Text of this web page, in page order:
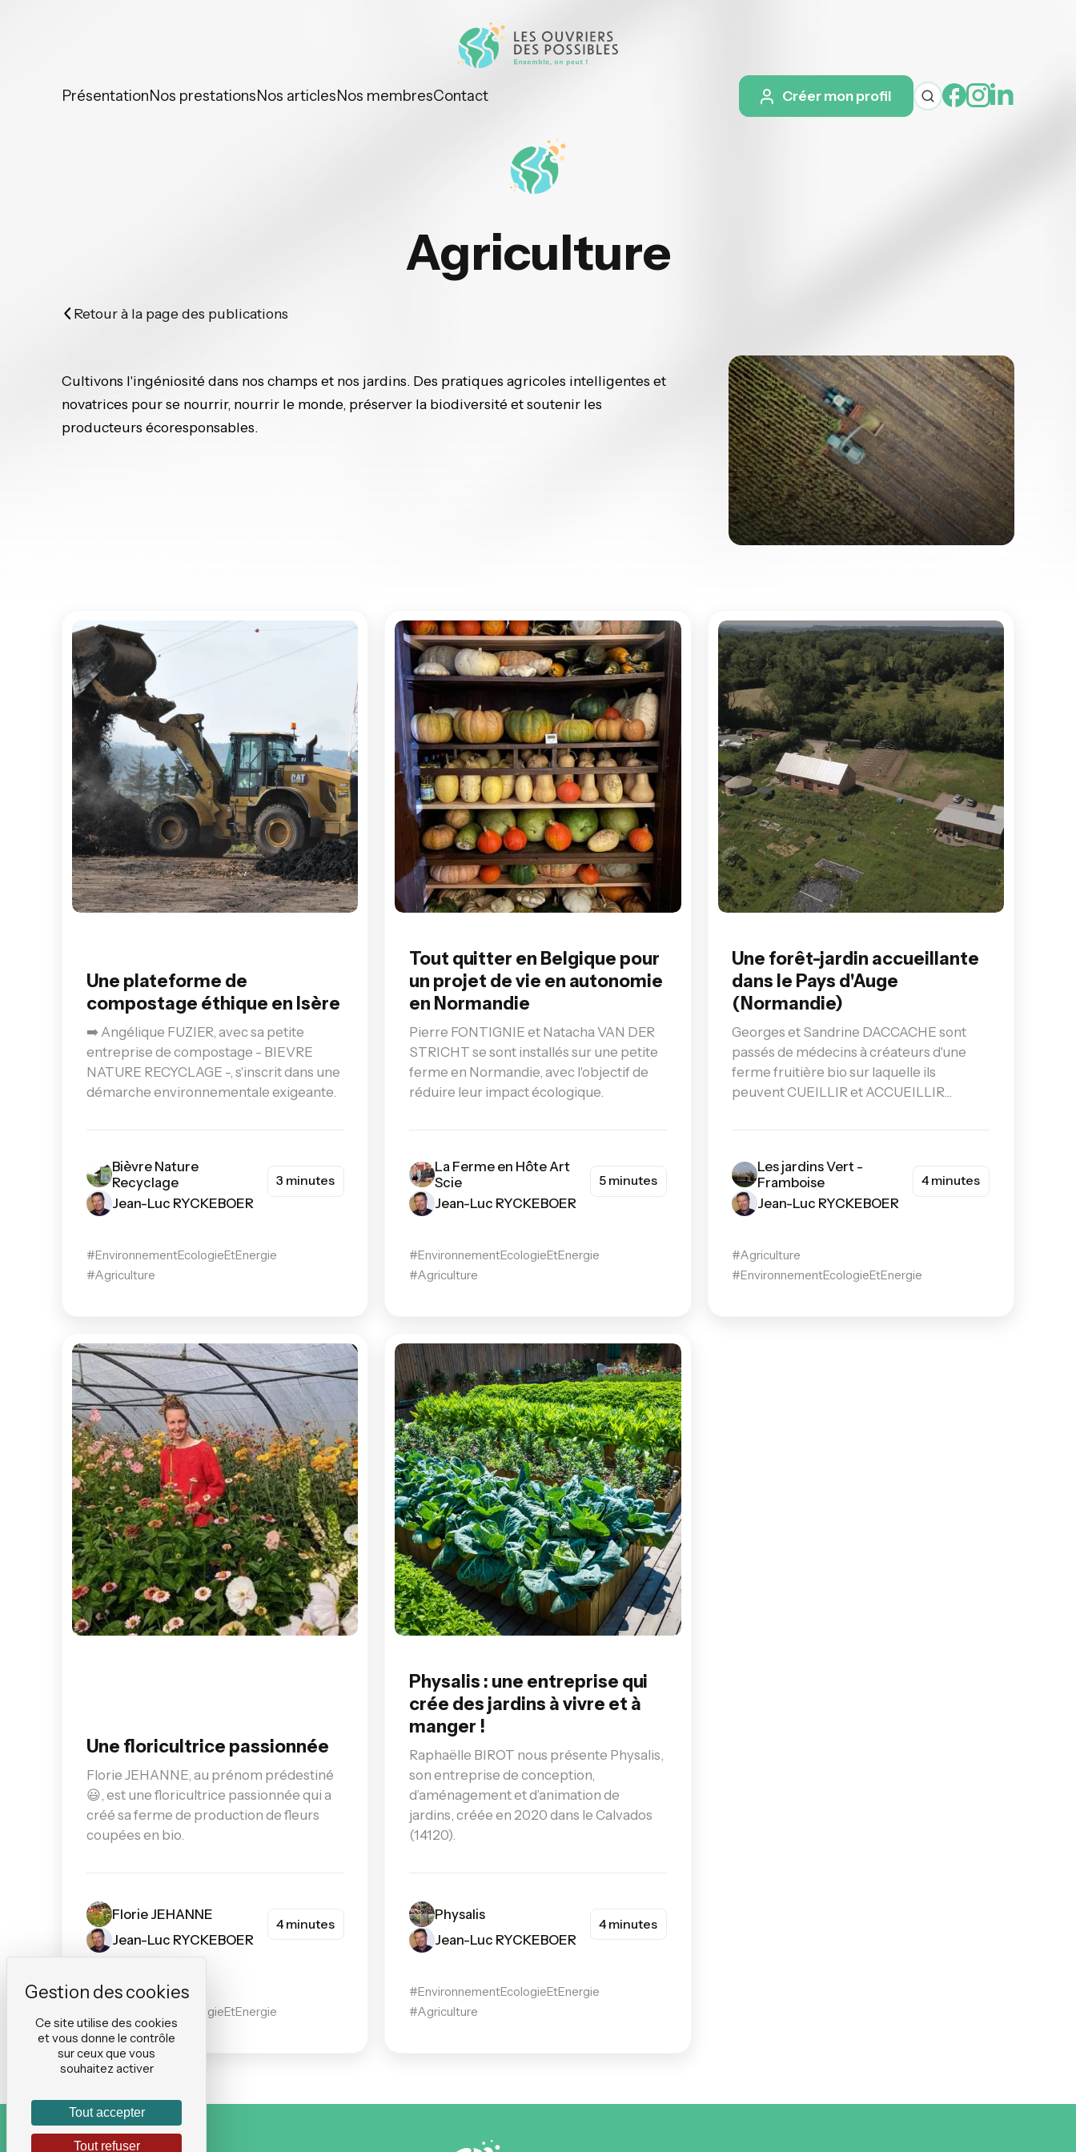
PrésentationNos prestationsNos articlesNos membresContact Créer mon profil
Agriculture
Retour à la page des publications
Cultivons l'ingéniosité dans nos champs et nos jardins. Des pratiques agricoles intelligentes et
novatrices pour se nourrir, nourrir le monde, préserver la biodiversité et soutenir les
producteurs écoresponsables.
Une plateforme de
compostage éthique en Isère
➡️ Angélique FUZIER, avec sa petite
entreprise de compostage - BIEVRE
NATURE RECYCLAGE -, s'inscrit dans une
démarche environnementale exigeante.
Bièvre Nature
Recyclage
Jean-Luc RYCKEBOER
3 minutes
#EnvironnementEcologieEtEnergie
#Agriculture
Tout quitter en Belgique pour
un projet de vie en autonomie
en Normandie
Pierre FONTIGNIE et Natacha VAN DER
STRICHT se sont installés sur une petite
ferme en Normandie, avec l'objectif de
réduire leur impact écologique.
La Ferme en Hôte Art
Scie
Jean-Luc RYCKEBOER
5 minutes
#EnvironnementEcologieEtEnergie
#Agriculture
Une forêt-jardin accueillante
dans le Pays d'Auge
(Normandie)
Georges et Sandrine DACCACHE sont
passés de médecins à créateurs d'une
ferme fruitière bio sur laquelle ils
peuvent CUEILLIR et ACCUEILLIR...
Les jardins Vert -
Framboise
Jean-Luc RYCKEBOER
4 minutes
#Agriculture
#EnvironnementEcologieEtEnergie
Une floricultrice passionnée
Florie JEHANNE, au prénom prédestiné
😃, est une floricultrice passionnée qui a
créé sa ferme de production de fleurs
coupées en bio.
Florie JEHANNE
Jean-Luc RYCKEBOER
4 minutes
#Agriculture
#EnvironnementEcologieEtEnergie
Physalis : une entreprise qui
crée des jardins à vivre et à
manger !
Raphaëlle BIROT nous présente Physalis,
son entreprise de conception,
d’aménagement et d’animation de
jardins, créée en 2020 dans le Calvados
(14120).
Physalis
Jean-Luc RYCKEBOER
4 minutes
#EnvironnementEcologieEtEnergie
#Agriculture
Ce site utilise des cookies
et vous donne le contrôle
sur ceux que vous
souhaitez activer
Tout accepter
Tout refuser